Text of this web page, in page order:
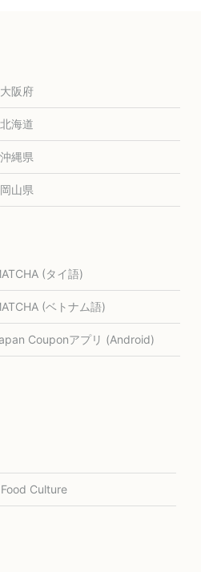
大阪府
北海道
沖縄県
岡山県
(タイ語)
(ベトナム語)
Couponアプリ (Android)
Culture